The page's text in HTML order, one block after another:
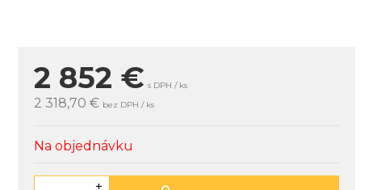
2 852 € s DPH / ks
2 318,70 € bez DPH / ks
Na objednávku
+